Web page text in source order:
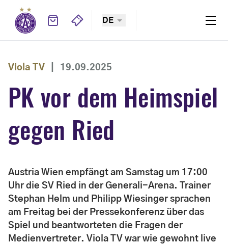
DE
Viola TV 19.09.2025
PK vor dem Heimspiel
gegen Ried
Austria Wien empfängt am Samstag um 17:00
Uhr die SV Ried in der Generali-Arena. Trainer
Stephan Helm und Philipp Wiesinger sprachen
am Freitag bei der Pressekonferenz über das
Spiel und beantworteten die Fragen der
Medienvertreter. Viola TV war wie gewohnt live